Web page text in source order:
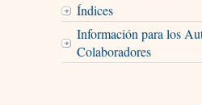
Índices
Información para los
Colaboradores